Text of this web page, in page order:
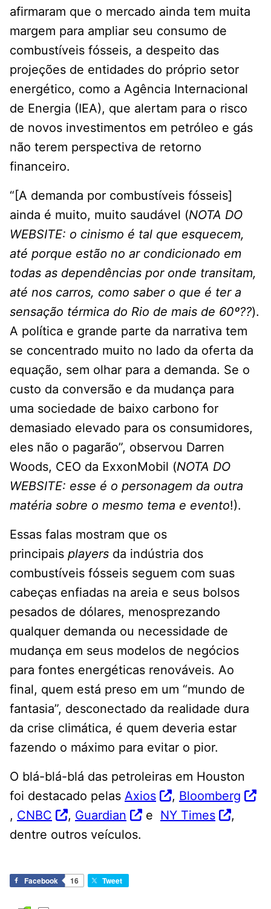
afirmaram que o mercado ainda tem muita
margem para ampliar seu consumo de
combustíveis fósseis, a despeito das
projeções de entidades do próprio setor
energético, como a Agência Internacional
de Energia (IEA), que alertam para o risco
de novos investimentos em petróleo e gás
não terem perspectiva de retorno
financeiro.
“[A demanda por combustíveis fósseis]
ainda é muito, muito saudável (NOTA DO
WEBSITE: o cinismo é tal que esquecem,
até porque estão no ar condicionado em
todas as dependências por onde transitam,
até nos carros, como saber o que é ter a
sensação térmica do Rio de mais de 60º??).
A política e grande parte da narrativa tem
se concentrado muito no lado da oferta da
equação, sem olhar para a demanda. Se o
custo da conversão e da mudança para
uma sociedade de baixo carbono for
demasiado elevado para os consumidores,
eles não o pagarão”, observou Darren
Woods, CEO da ExxonMobil (NOTA DO
WEBSITE: esse é o personagem da outra
matéria sobre o mesmo tema e evento!).
Essas falas mostram que os
principais players da indústria dos
combustíveis fósseis seguem com suas
cabeças enfiadas na areia e seus bolsos
pesados de dólares, menosprezando
qualquer demanda ou necessidade de
mudança em seus modelos de negócios
para fontes energéticas renováveis. Ao
final, quem está preso em um “mundo de
fantasia”, desconectado da realidade dura
da crise climática, é quem deveria estar
fazendo o máximo para evitar o pior.
O blá-blá-blá das petroleiras em Houston
foi destacado pelas Axios , Bloomberg
, CNBC , Guardian e NY Times
,
dentre outros veículos.
Facebook 16 Tweet